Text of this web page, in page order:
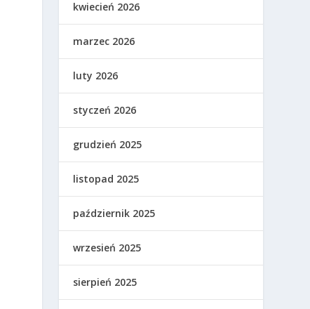
kwiecień 2026
marzec 2026
luty 2026
styczeń 2026
grudzień 2025
listopad 2025
październik 2025
wrzesień 2025
sierpień 2025